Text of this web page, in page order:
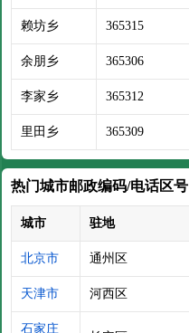
赖坊乡 365315
余朋乡 365306
李家乡 365312
里田乡 365309
热门城市邮政编码/电话区号
城市 驻地
北京市 通州区
天津市 河西区
石家庄